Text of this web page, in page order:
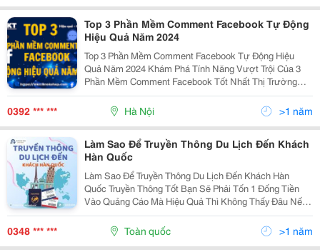
Top 3 Phần Mềm Comment Facebook Tự Động
Hiệu Quả Năm 2024
Top 3 Phần Mềm Comment Facebook Tự Động Hiệu
Quả Năm 2024 Khám Phá Tính Năng Vượt Trội Của 3
Phần Mềm Comment Facebook Tốt Nhất Thị Trường
Bằng Những Phân Tích Ngay Dưới Đây. Bạn Đang Phụ
Thuộc Quá Nhiều Vào Quảng Cáo Mà Không Hiệu Quả
Hoặc Cày...
0392 *** *** Hà Nội >1 năm
Làm Sao Để Truyền Thông Du Lịch Đến Khách
Hàn Quốc
Làm Sao Để Truyền Thông Du Lịch Đến Khách Hàn
Quốc Truyền Thông Tốt Bạn Sẽ Phải Tốn 1 Đống Tiền
Vào Quảng Cáo Mà Hiệu Quả Thì Không Thấy Đâu Nếu
Nghiêm Trọng Có Thể Mất Độ Uy Tín Của Doanh Nghiệp
Hãy Cùng Refreshweb Liệt Kê Các Cách Để...
0348 *** *** Toàn quốc >1 năm